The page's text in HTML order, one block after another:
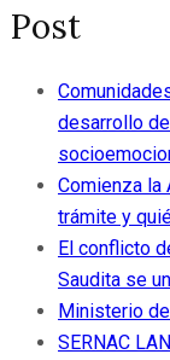
Post
desarrollo
Comienza la
trámite y
El conflicto
Saudita se
Ministerio
SERNAC